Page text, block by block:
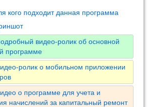
кого подходит данная программа
видео-ролик об основной
программе
ролик о мобильном приложении
о программе для учета и
начислений за капитальный ремонт